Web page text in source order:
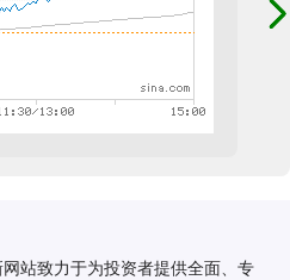
站致力于为投资者提供全面、专